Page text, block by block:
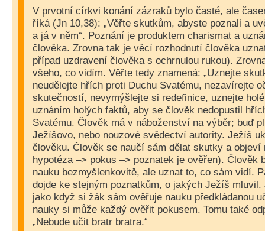
V prvotní církvi konání zázraků bylo časté, ale
říká (Jn 10,38): „Věřte skutkům, abyste poznali a
a já v něm“. Poznání je produktem charismat a
člověka. Zrovna tak je věcí rozhodnutí člověka
případ uzdravení člověka s ochrnulou rukou).
všeho, co vidím. Věřte tedy znamená: „Uznejte
neudělejte hřích proti Duchu Svatému, nezavírejte
skutečností, nevymýšlejte si redefinice, uznejte
uznáním holých faktů, aby se člověk nedopustil
Svatému. Člověk má v náboženství na výběr; buď
Ježíšovo, nebo nouzové svědectví autority. Ježíš
člověku. Člověk se naučí sám dělat skutky a objeví
hypotéza –> pokus –> poznatek je ověřen). Člověk
nauku bezmyšlenkovitě, ale uznat to, co sám vidí.
dojde ke stejným poznatkům, o jakých Ježíš mluvil.
jako když si žák sám ověřuje nauku předkládanou
nauky si může každý ověřit pokusem. Tomu také
„Nebude učit bratr bratra.“